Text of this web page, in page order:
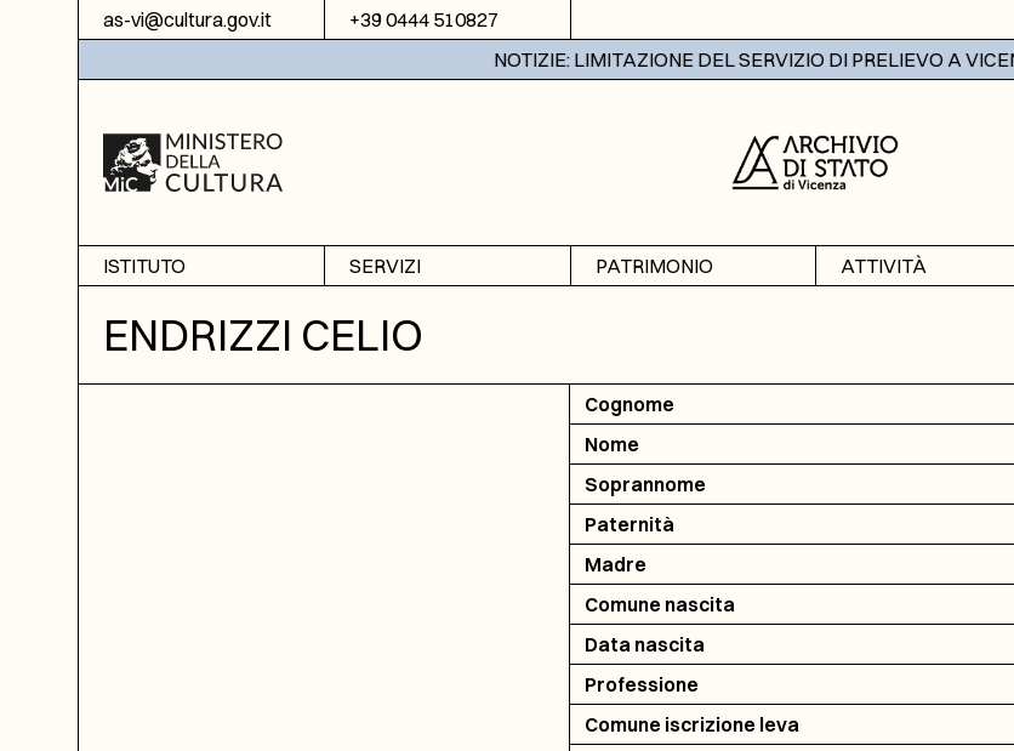
Vai al contenuto
as-vi@cultura.gov.it +39 0444 510827
NOTIZIE: LIMITAZIONE DEL SERVIZIO DI PRELIEVO A VICENZA
ISTITUTO
Informazioni
Sezione di Bassano del
SERVIZI
Ricerche
Fotoriproduzione
PATRIMONIO
ATTIVITÀ
ENDRIZZI CELIO
Cognome
Nome
Soprannome
Paternità
Madre
Comune nascita
Data nascita
Professione
Comune iscrizione leva